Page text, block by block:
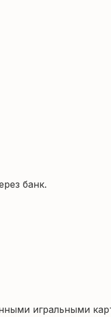
банк.
игральными